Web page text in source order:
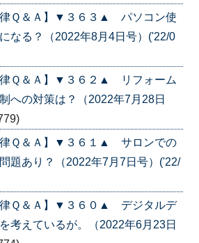
律Ｑ＆Ａ】▼３６３▲ パソコン使
なる？（2022年8月4日号）('22/0
律Ｑ＆Ａ】▼３６２▲ リフォーム
への対策は？（2022年7月28日
律Ｑ＆Ａ】▼３６１▲ サロンでの
題あり？（2022年7月7日号）('22/
律Ｑ＆Ａ】▼３６０▲ デジタルデ
考えているが。（2022年6月23日